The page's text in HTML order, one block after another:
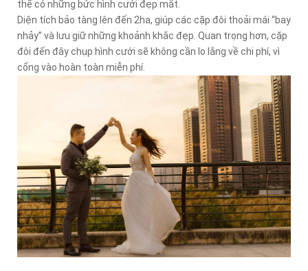
thể có những bức hình cưới đẹp mắt.
Diện tích bảo tàng lên đến 2ha, giúp các cặp đôi thoải mái “bay
nhảy” và lưu giữ những khoảnh khắc đẹp. Quan trọng hơn, cặp
đôi đến đây chụp hình cưới sẽ không cần lo lắng về chi phí, vì
cổng vào hoàn toàn miễn phí.